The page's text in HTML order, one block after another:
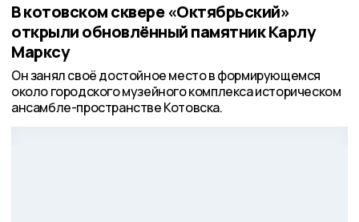
В котовском сквере «Октябрьский»
открыли обновлённый памятник Карлу
Марксу
Он занял своё достойное место в формирующемся
около городского музейного комплекса историческом
ансамбле-пространстве Котовска.